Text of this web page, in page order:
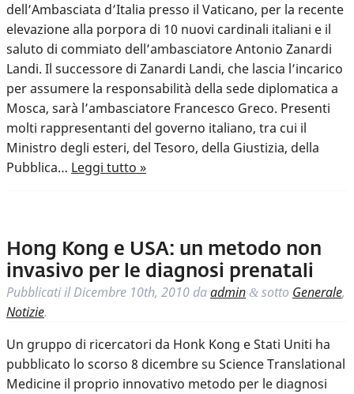
dell’Ambasciata d’Italia presso il Vaticano, per la recente
elevazione alla porpora di 10 nuovi cardinali italiani e il
saluto di commiato dell’ambasciatore Antonio Zanardi
Landi. Il successore di Zanardi Landi, che lascia l’incarico
per assumere la responsabilità della sede diplomatica a
Mosca, sarà l’ambasciatore Francesco Greco. Presenti
molti rappresentanti del governo italiano, tra cui il
Ministro degli esteri, del Tesoro, della Giustizia, della
Pubblica… Leggi tutto »
Hong Kong e USA: un metodo non
invasivo per le diagnosi prenatali
Pubblicati ilDicembre 10th, 2010 daadmin & sotto Generale,
Notizie.
Un gruppo di ricercatori da Honk Kong e Stati Uniti ha
pubblicato lo scorso 8 dicembre su Science Translational
Medicine il proprio innovativo metodo per le diagnosi